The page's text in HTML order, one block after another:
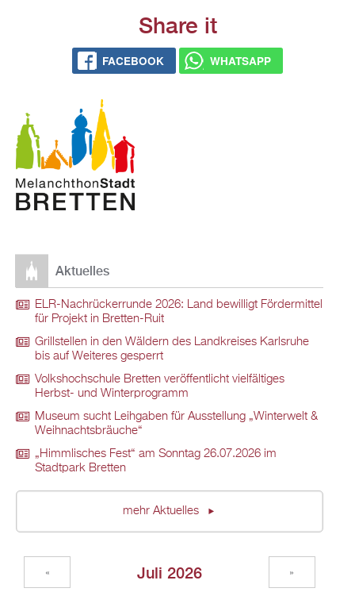
Share it
FACEBOOK WHATSAPP
Aktuelles
ELR-Nachrückerrunde 2026: Land bewilligt Fördermittel
für Projekt in Bretten-Ruit
Grillstellen in den Wäldern des Landkreises Karlsruhe
bis auf Weiteres gesperrt
Volkshochschule Bretten veröffentlicht vielfältiges
Herbst- und Winterprogramm
Museum sucht Leihgaben für Ausstellung „Winterwelt &
Weihnachtsbräuche“
„Himmlisches Fest“ am Sonntag 26.07.2026 im
Stadtpark Bretten
mehr Aktuelles
Juli 2026
« »